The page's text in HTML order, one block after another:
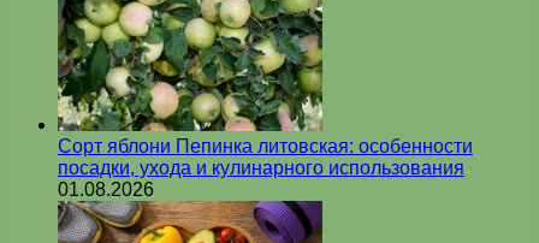
Сорт яблони Пепинка литовская: особенности
посадки, ухода и кулинарного использования
01.08.2026